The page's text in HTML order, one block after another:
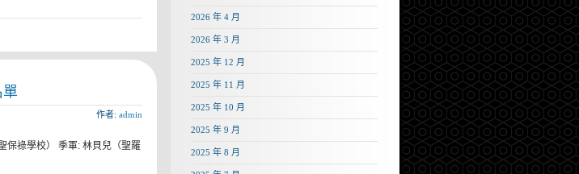
單
作者: admin
保祿學校） 季軍: 林貝兒（聖羅
2026 年 4 月
2026 年 3 月
2025 年 12 月
2025 年 11 月
2025 年 10 月
2025 年 9 月
2025 年 8 月